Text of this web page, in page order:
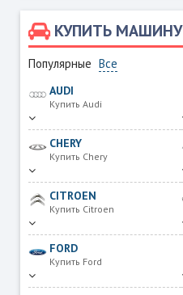
КУПИТЬ МАШИНУ
Популярные Все
AUDI
Купить Audi
CHERY
Купить Chery
CITROEN
Купить Citroen
FORD
Купить Ford